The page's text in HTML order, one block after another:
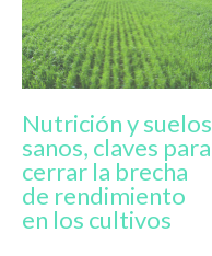
Nutrición y suelos
sanos, claves para
cerrar la brecha
de rendimiento
en los cultivos